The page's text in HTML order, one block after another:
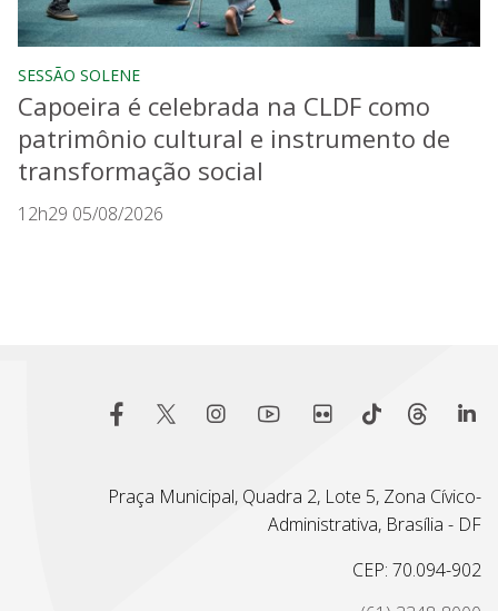
SESSÃO SOLENE
Capoeira é celebrada na CLDF como
patrimônio cultural e instrumento de
transformação social
12h29 05/08/2026
Praça Municipal, Quadra 2, Lote 5, Zona Cívico-
Administrativa, Brasília - DF
CEP: 70.094-902